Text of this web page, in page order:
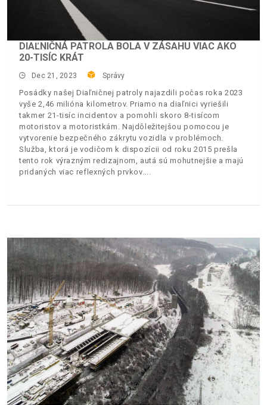
DIAĽNIČNÁ PATROLA BOLA V ZÁSAHU VIAC AKO
20-TISÍC KRÁT
Dec 21, 2023 Správy
Posádky našej Diaľničnej patroly najazdili počas roka 2023
vyše 2,46 milióna kilometrov. Priamo na diaľnici vyriešili
takmer 21-tisíc incidentov a pomohli skoro 8-tisícom
motoristov a motoristkám. Najdôležitejšou pomocou je
vytvorenie bezpečného zákrytu vozidla v problémoch.
Služba, ktorá je vodičom k dispozícii od roku 2015 prešla
tento rok výrazným redizajnom, autá sú mohutnejšie a majú
pridaných viac reflexných prvkov.